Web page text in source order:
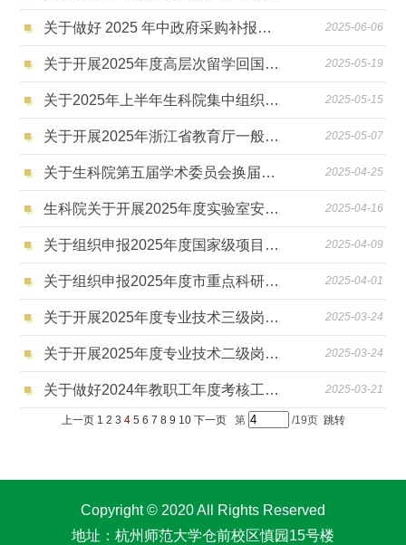
关于做好 2025 年中政府采购补报工作的通知 2025-06-06
关于开展2025年度高层次留学回国人员在杭创新创业项目资助申报工作的通知 2025-05-19
关于2025年上半年生科院集中组织固定资产报废的通知 2025-05-15
关于开展2025年浙江省教育厅一般科研项目结题工作的通知 2025-05-07
关于生科院第五届学术委员会换届调整工作通知 2025-04-25
生科院关于开展2025年度实验室安全分类分级和安全检查工作的通知 2025-04-16
关于组织申报2025年度国家级项目培育-种子工程项目的通知 2025-04-09
关于组织申报2025年度市重点科研计划项目的通知 2025-04-01
关于开展2025年度专业技术三级岗位拟聘任人员申报工作的通知 2025-03-24
关于开展2025年度专业技术二级岗位拟聘任人员申报工作的通知 2025-03-24
关于做好2024年教职工年度考核工作的通知 2025-03-21
上一页 1 2 3 4 5 6 7 8 9 10 下一页 第 /19页 跳转
Copyright © 2020 All Rights Reserved
地址：杭州师范大学仓前校区慎园15号楼